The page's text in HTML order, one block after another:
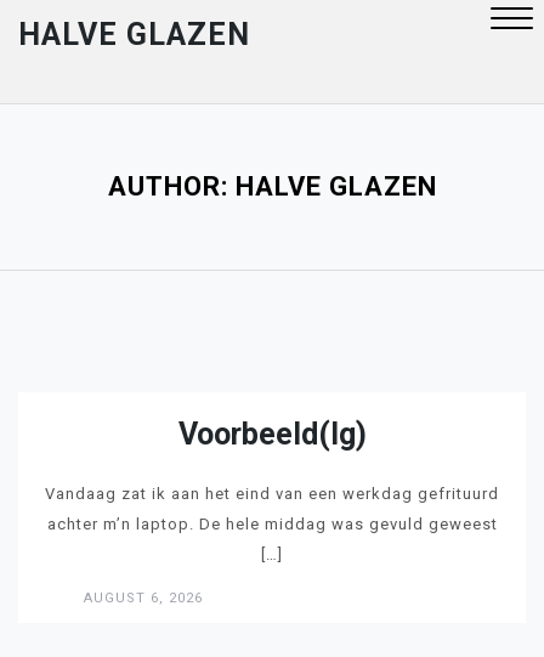
HALVE GLAZEN
AUTHOR: HALVE GLAZEN
Voorbeeld(ig)
Vandaag zat ik aan het eind van een werkdag gefrituurd
achter m’n laptop. De hele middag was gevuld geweest
[…]
AUGUST 6, 2026